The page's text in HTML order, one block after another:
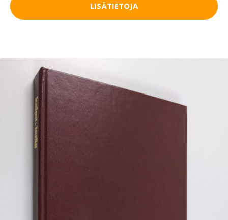
LISÄTIETOJA